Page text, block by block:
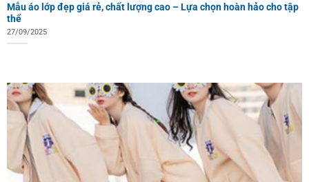
Mẫu áo lớp đẹp giá rẻ, chất lượng cao – Lựa chọn hoàn hảo cho tập
thể
27/09/2025